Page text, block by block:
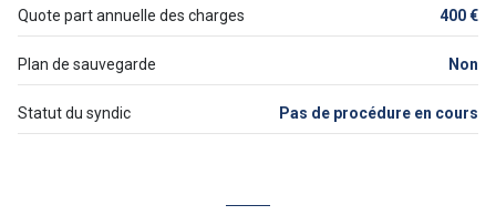
Quote part annuelle des charges 400 €
Plan de sauvegarde Non
Statut du syndic Pas de procédure en cours